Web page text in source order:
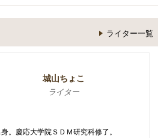
ライター一覧
城山ちょこ
ライター
。慶応大学院ＳＤＭ研究科修了。